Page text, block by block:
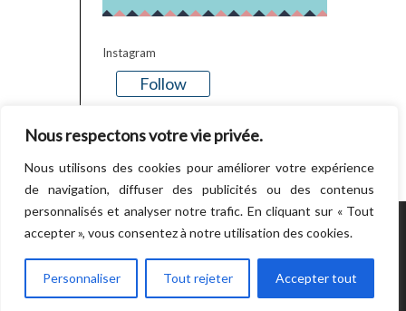
Nous respectons votre vie privée.
Nous utilisons des cookies pour améliorer votre expérience
de navigation, diffuser des publicités ou des contenus
personnalisés et analyser notre trafic. En cliquant sur « Tout
accepter », vous consentez à notre utilisation des cookies.
Personnaliser Tout rejeter Accepter tout
Instagram
Follow
POWERED BY WORDPRESS.CREATED BY
THEMESINDEP
RETOUR EN HAUT